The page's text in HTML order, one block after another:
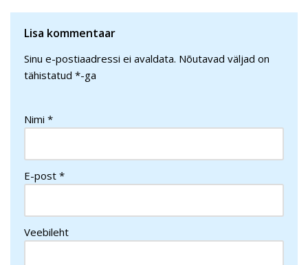
Lisa kommentaar
Sinu e-postiaadressi ei avaldata. Nõutavad väljad on
tähistatud *-ga
Nimi *
E-post *
Veebileht